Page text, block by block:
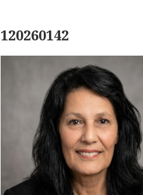
120260142